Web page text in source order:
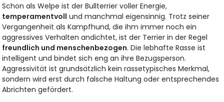
Schon als Welpe ist der Bullterrier voller Energie,
temperamentvoll und manchmal eigensinnig. Trotz seiner
Vergangenheit als Kampfhund, die ihm immer noch ein
aggressives Verhalten andichtet, ist der Terrier in der Regel
freundlich und menschenbezogen. Die lebhafte Rasse ist
intelligent und bindet sich eng an ihre Bezugsperson.
Aggressivität ist grundsätzlich kein rassetypisches Merkmal,
sondern wird erst durch falsche Haltung oder entsprechendes
Abrichten gefördert.